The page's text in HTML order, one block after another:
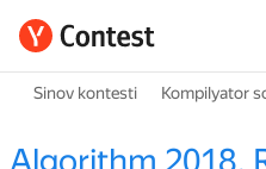
Sinov kontesti Kompilyator